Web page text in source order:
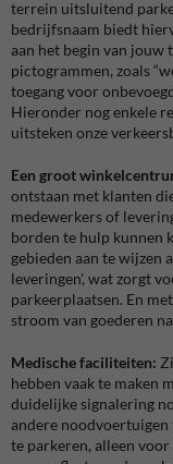
terrein uitsluitend
bedrijfsnaam biedt
aan het begin van jouw
pictogrammen, zoals
toegang voor
Hieronder nog enkele
uitsteken onze
Een groot
ontstaan met klanten
medewerkers of
borden te hulp kunnen
gebieden aan te wijzen
leveringen', wat zorgt
parkeerplaatsen. En
stroom van goederen
Medische faciliteiten:
hebben vaak te maken
duidelijke signalering
andere noodvoertuigen
te parkeren, alleen voor